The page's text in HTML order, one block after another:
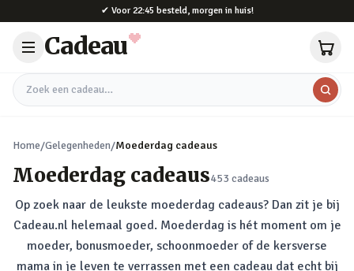
✔ Voor 22:45 besteld, morgen in huis!
Cadeau
Zoek een cadeau
Home/Gelegenheden/Moederdag cadeaus
Moederdag cadeaus453 cadeaus
Op zoek naar de leukste moederdag cadeaus? Dan zit je bij
Cadeau.nl helemaal goed. Moederdag is hét moment om je
moeder, bonusmoeder, schoonmoeder of de kersverse
mama in je leven te verrassen met een cadeau dat echt bij